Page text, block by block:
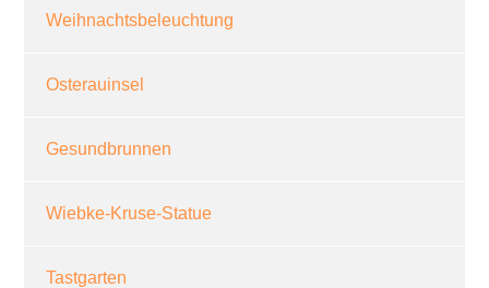
Weihnachtsbeleuchtung
Osterauinsel
Gesundbrunnen
Wiebke-Kruse-Statue
Tastgarten